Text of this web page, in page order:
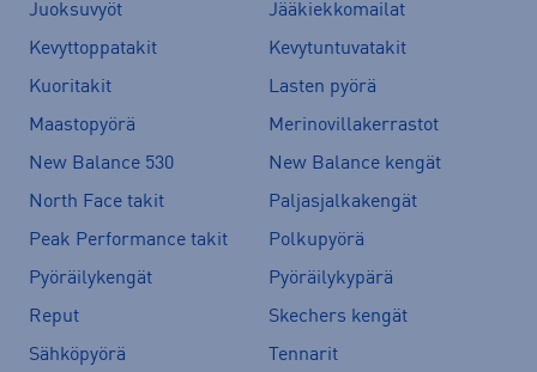
Juoksuvyöt
Jääkiekkomailat
Kevyttoppatakit
Kevytuntuvatakit
Kuoritakit
Lasten pyörä
Maastopyörä
Merinovillakerrastot
New Balance 530
New Balance kengät
North Face takit
Paljasjalkakengät
Peak Performance takit
Polkupyörä
Pyöräilykengät
Pyöräilykypärä
Reput
Skechers kengät
Sähköpyörä
Tennarit